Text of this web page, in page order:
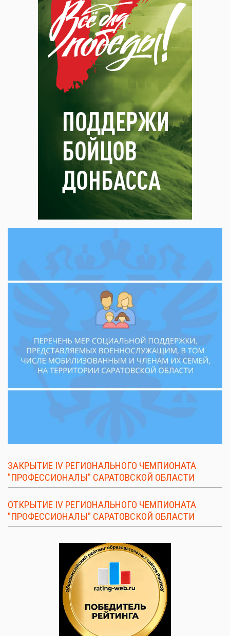
ЗАКРЫТИЕ IV РЕГИОНАЛЬНОГО ЧЕМПИОНАТА
"ПРОФЕССИОНАЛЫ" САРАТОВСКОЙ ОБЛАСТИ
ОТКРЫТИЕ IV РЕГИОНАЛЬНОГО ЧЕМПИОНАТА
"ПРОФЕССИОНАЛЫ" САРАТОВСКОЙ ОБЛАСТИ